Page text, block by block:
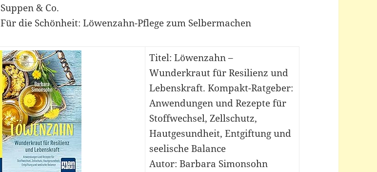
Suppen & Co.
Für die Schönheit: Löwenzahn-Pflege zum Selbermachen
Titel: Löwenzahn –
Wunderkraut für Resilienz und
Lebenskraft. Kompakt-Ratgeber:
Anwendungen und Rezepte für
Stoffwechsel, Zellschutz,
Hautgesundheit, Entgiftung und
seelische Balance
Autor: Barbara Simonsohn